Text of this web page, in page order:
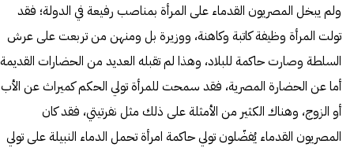
ولم يبخل المصريون القدماء على المرأة بمناصب رفيعة في الدولة؛ فقد
تولت المرأة وظيفة كاتبة وكاهنة، ووزيرة بل ومنهن من تربعت على عرش
السلطة وصارت حاكمة للبلاد، وهذا لم تقبله العديد من الحضارات
أما عن الحضارة المصرية، فقد سمحت للمرأة تولي الحكم كميراث عن الأب
أو الزوج، وهناك الكثير من الأمثلة على ذلك مثل نفرتيتي، فقد كان
المصريون القدماء يُفضّلون تولي حاكمة امرأة تحمل الدماء النبيلة على تولي